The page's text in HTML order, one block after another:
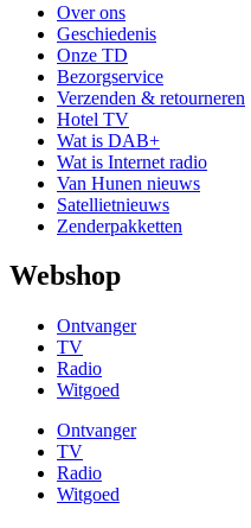
Over ons
Geschiedenis
Onze TD
Bezorgservice
Verzenden & retourneren
Hotel TV
Wat is DAB+
Wat is Internet radio
Van Hunen nieuws
Satellietnieuws
Zenderpakketten
Webshop
Ontvanger
TV
Radio
Witgoed
Ontvanger
TV
Radio
Witgoed